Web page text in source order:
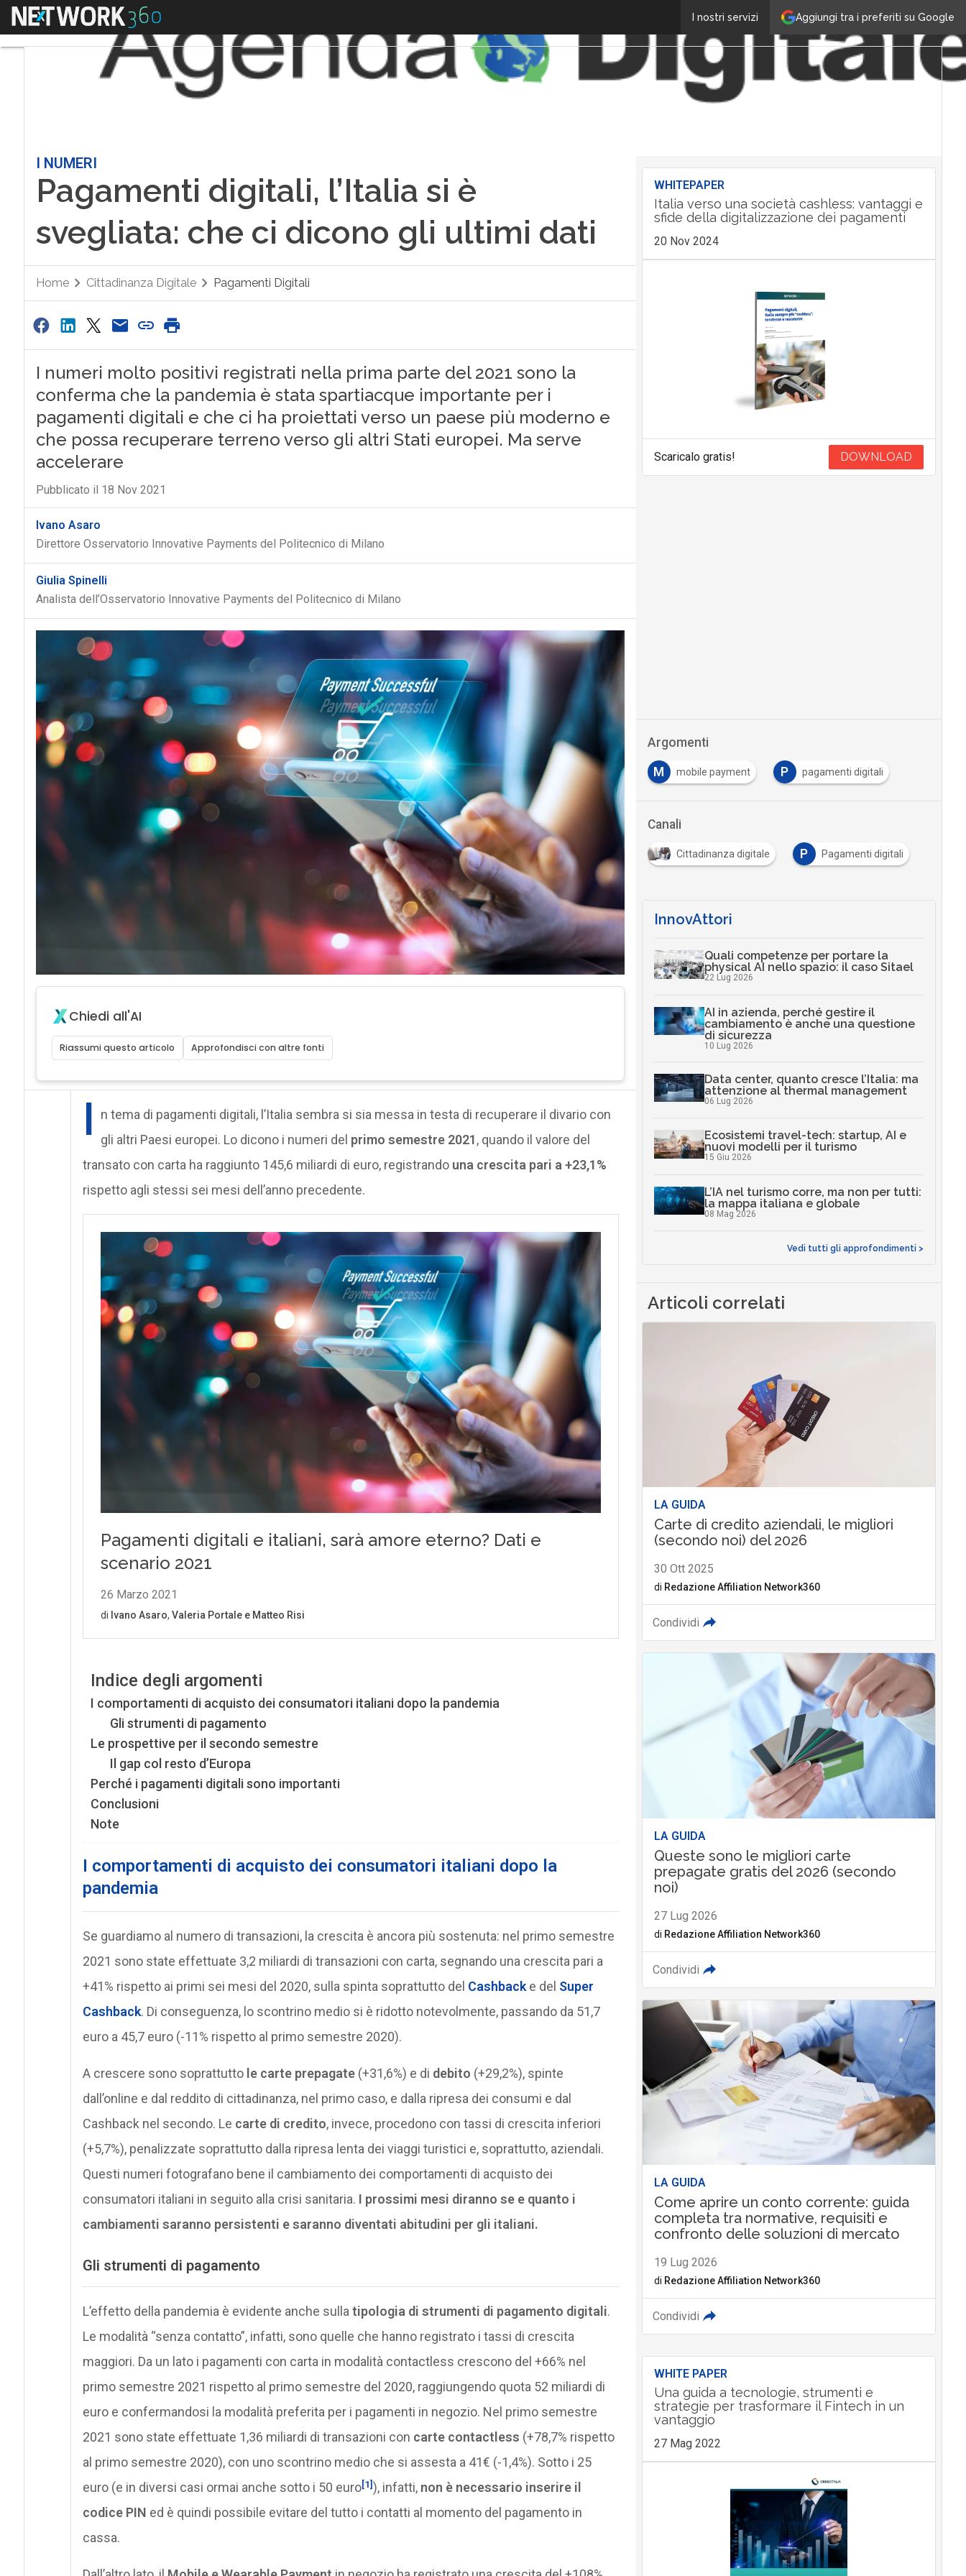
Aggiungi tra i preferiti su Google
I nostri servizi
Menu
I NUMERI
Pagamenti digitali, l’Italia si è
svegliata: che ci dicono gli ultimi dati
Home Cittadinanza Digitale Pagamenti Digitali
I numeri molto positivi registrati nella prima parte del 2021 sono la
conferma che la pandemia è stata spartiacque importante per i
pagamenti digitali e che ci ha proiettati verso un paese più moderno e
che possa recuperare terreno verso gli altri Stati europei. Ma serve
accelerare
Pubblicato il 18 Nov 2021
Ivano Asaro
Direttore Osservatorio Innovative Payments del Politecnico di Milano
Giulia Spinelli
Analista dell’Osservatorio Innovative Payments del Politecnico di Milano
Chiedi all'AI
Riassumi questo articolo Approfondisci con altre fonti
I
n tema di pagamenti digitali, l’Italia sembra si sia messa in testa di recuperare il divario con
gli altri Paesi europei. Lo dicono i numeri del primo semestre 2021, quando il valore del
transato con carta ha raggiunto 145,6 miliardi di euro, registrando una crescita pari a +23,1%
rispetto agli stessi sei mesi dell’anno precedente.
Indice degli argomenti
I comportamenti di acquisto dei consumatori italiani dopo la pandemia
Gli strumenti di pagamento
Le prospettive per il secondo semestre
Il gap col resto d’Europa
Perché i pagamenti digitali sono importanti
Conclusioni
Note
I comportamenti di acquisto dei consumatori italiani dopo la
pandemia
Se guardiamo al numero di transazioni, la crescita è ancora più sostenuta: nel primo semestre
2021 sono state effettuate 3,2 miliardi di transazioni con carta, segnando una crescita pari a
+41% rispetto ai primi sei mesi del 2020, sulla spinta soprattutto del Cashback e del Super
Cashback. Di conseguenza, lo scontrino medio si è ridotto notevolmente, passando da 51,7
euro a 45,7 euro (-11% rispetto al primo semestre 2020).
A crescere sono soprattutto le carte prepagate(+31,6%) e di debito (+29,2%), spinte
dall’online e dal reddito di cittadinanza, nel primo caso, e dalla ripresa dei consumi e dal
Cashback nel secondo. Le carte di credito, invece, procedono con tassi di crescita inferiori
(+5,7%), penalizzate soprattutto dalla ripresa lenta dei viaggi turistici e, soprattutto, aziendali.
Questi numeri fotografano bene il cambiamento dei comportamenti di acquisto dei
consumatori italiani in seguito alla crisi sanitaria. I prossimi mesi diranno se e quanto i
cambiamenti saranno persistenti e saranno diventati abitudini per gli italiani.
Gli strumenti di pagamento
L’effetto della pandemia è evidente anche sullatipologia di strumenti di pagamento digitali.
Le modalità “senza contatto”, infatti, sono quelle che hanno registrato i tassi di crescita
maggiori. Da un lato i pagamenti con carta in modalità contactless crescono del +66% nel
primo semestre 2021 rispetto al primo semestre del 2020, raggiungendo quota 52 miliardi di
euro e confermandosi la modalità preferita per i pagamenti in negozio. Nel primo semestre
2021 sono state effettuate 1,36 miliardi di transazioni con carte contactless (+78,7% rispetto
al primo semestre 2020), con uno scontrino medio che si assesta a 41€ (-1,4%). Sotto i 25
euro (e in diversi casi ormai anche sotto i 50 euro[1]), infatti, non è necessario inserire il
codice PIN ed è quindi possibile evitare del tutto i contatti al momento del pagamento in
cassa.
WHITEPAPER
Italia verso una società cashless: vantaggi e
sfide della digitalizzazione dei pagamenti
20 Nov 2024
Scaricalo gratis! DOWNLOAD
Argomenti
M mobile payment P pagamenti digitali
Canali
Cittadinanza digitale P Pagamenti digitali
InnovAttori
Quali competenze per portare la
physical AI nello spazio: il caso Sitael
22 Lug 2026
AI in azienda, perché gestire il
cambiamento è anche una questione
di sicurezza
10 Lug 2026
Data center, quanto cresce l’Italia: ma
attenzione al thermal management
06 Lug 2026
Ecosistemi travel-tech: startup, AI e
nuovi modelli per il turismo
15 Giu 2026
L’IA nel turismo corre, ma non per tutti:
la mappa italiana e globale
08 Mag 2026
Vedi tutti gli approfondimenti >
Articoli correlati
LA GUIDA
Carte di credito aziendali, le migliori
(secondo noi) del 2026
30 Ott 2025
di Redazione Affiliation Network360
Condividi
LA GUIDA
Queste sono le migliori carte
prepagate gratis del 2026 (secondo
noi)
27 Lug 2026
di Redazione Affiliation Network360
Condividi
LA GUIDA
Come aprire un conto corrente: guida
completa tra normative, requisiti e
confronto delle soluzioni di mercato
19 Lug 2026
di Redazione Affiliation Network360
Condividi
WHITE PAPER
Una guida a tecnologie, strumenti e
strategie per trasformare il Fintech in un
vantaggio
27 Mag 2022